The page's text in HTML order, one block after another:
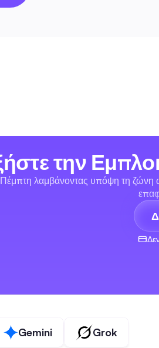
Gemini Grok
την
λαμβάνοντας υπόψη τη ζώνη